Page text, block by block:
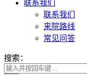
联系我们
联系我们
来院路线
常见问答
搜索：